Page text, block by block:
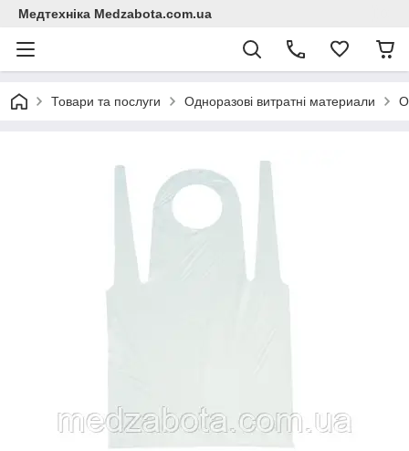
Медтехніка Medzabota.com.ua
Товари та послуги Одноразові витратні материали